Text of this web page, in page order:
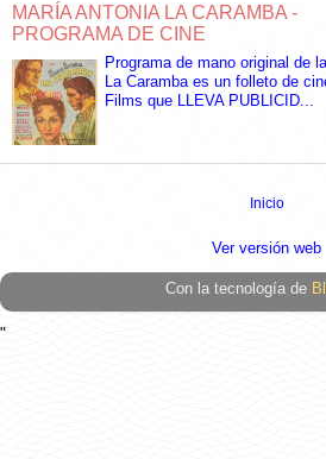
MARÍA ANTONIA LA CARAMBA -
PROGRAMA DE CINE
Programa de mano original de
La Caramba es un folleto de
Films que LLEVA PUBLICID...
Inicio
Ver versión web
Con la tecnología de
"